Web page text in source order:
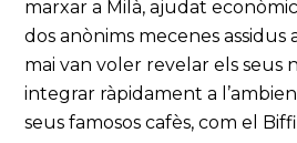
marxar a Milà, ajudat
dos anònims mecenes assidus
mai van voler revelar els seus
integrar ràpidament a
seus famosos cafès, com el